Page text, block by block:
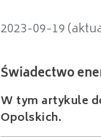
2023-09-19
W tym artykule
Opolskich.